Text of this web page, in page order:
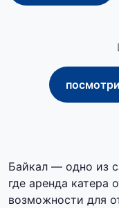
Байкал — одно из
где аренда катера
возможности для